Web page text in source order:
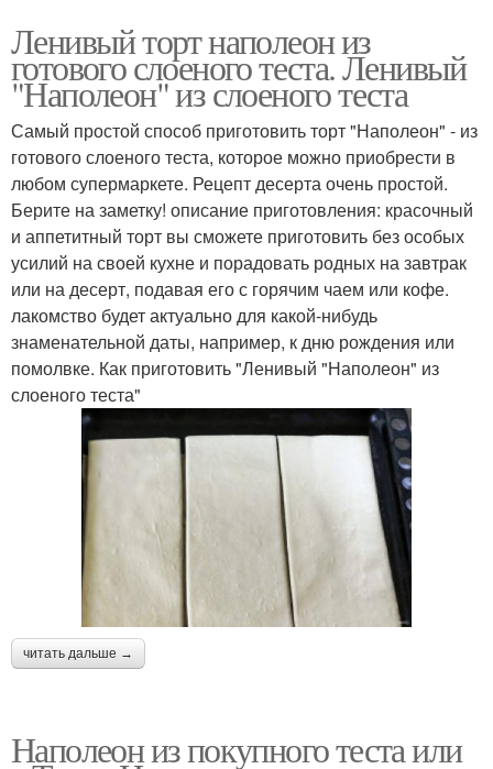
Ленивый торт наполеон из
готового слоеного теста. Ленивый
"Наполеон" из слоеного теста
Самый простой способ приготовить торт "Наполеон" - из
готового слоеного теста, которое можно приобрести в
любом супермаркете. Рецепт десерта очень простой.
Берите на заметку! описание приготовления: красочный
и аппетитный торт вы сможете приготовить без особых
усилий на своей кухне и порадовать родных на завтрак
или на десерт, подавая его с горячим чаем или кофе.
лакомство будет актуально для какой-нибудь
знаменательной даты, например, к дню рождения или
помолвке. Как приготовить "Ленивый "Наполеон" из
слоеного теста"
читать дальше →
Наполеон из покупного теста или